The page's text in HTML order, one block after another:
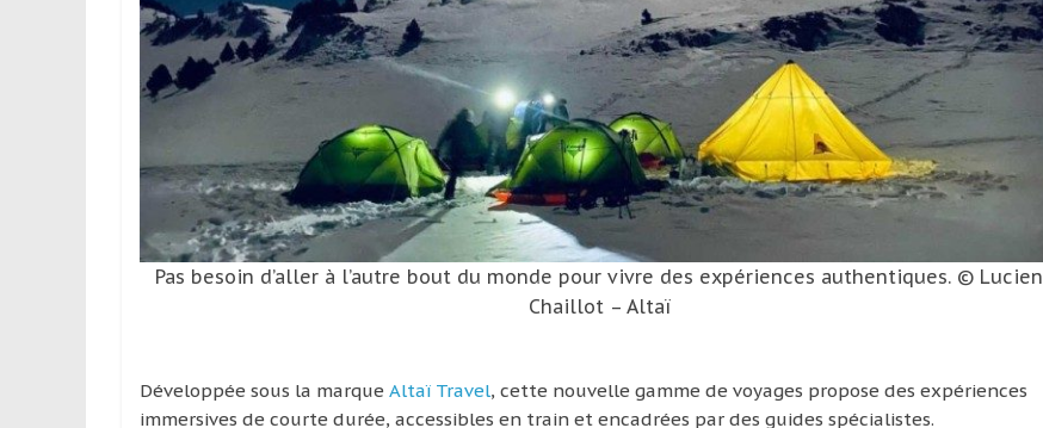
passion,
tout
en
découverte
culturelle
d’un
paysPas besoin d’aller à l’autre bout du monde pour vivre des expériences authentiques. © Lucien
Chaillot – Altaï
Développée sous la marque Altaï Travel, cette nouvelle gamme de voyages propose des expériences
immersives de courte durée, accessibles en train et encadrées par des guides spécialistes.